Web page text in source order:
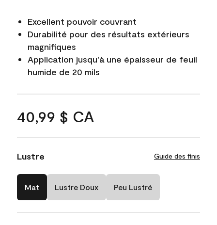
Excellent pouvoir couvrant
Durabilité pour des résultats extérieurs
magnifiques
Application jusqu'à une épaisseur de feuil
humide de 20 mils
40,99 $ CA
Lustre Guide des finis
Mat Lustre Doux Peu Lustré